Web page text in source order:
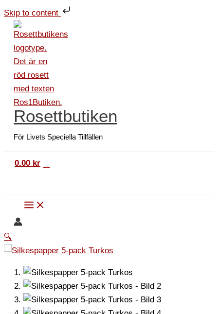
Skip to content
till
innehåll
Rosettbutiken
För Livets Speciella Tillfällen
0.00 kr
🔍
5-
pack
Turkos
mängd